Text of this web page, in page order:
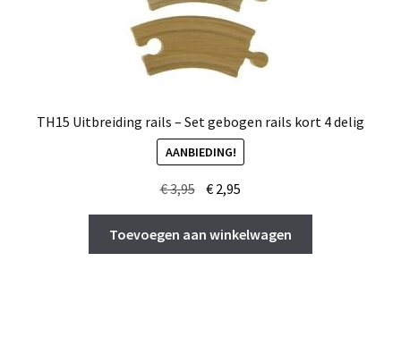
TH15 Uitbreiding rails – Set gebogen rails kort 4 delig
AANBIEDING!
€3,95 Oorspronkelijke
was:
€ 3,95.
€ 2,95
is:
€ 2,95.
Toevoegen aan winkelwagen